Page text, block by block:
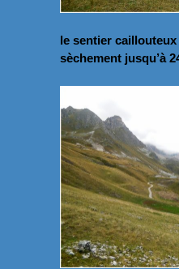
le sentier
sèchement jusqu’à